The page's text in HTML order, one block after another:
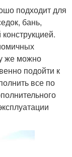
подходит для
бань,
же можно
подойти к
все по